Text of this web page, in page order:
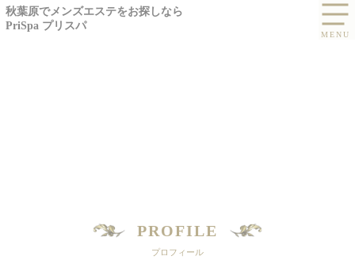
秋葉原でメンズエステをお探しなら
PriSpa プリスパ
PROFILE
プロフィール